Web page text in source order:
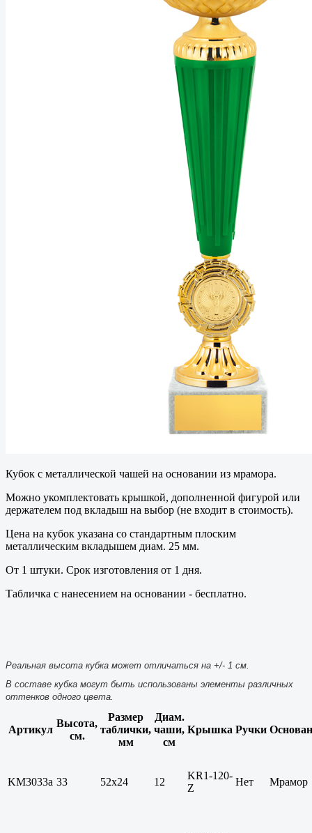
Кубок с металлической чашей на основании из мрамора.
Можно укомплектовать крышкой, дополненной фигурой или
держателем под вкладыш на выбор (не входит в стоимость).
Цена на кубок указана со стандартным плоским
металлическим вкладышем диам. 25 мм.
От 1 штуки. Срок изготовления от 1 дня.
Табличка с нанесением на основании - бесплатно.
Реальная высота кубка может отличаться на +/- 1 см.
В составе кубка могут быть использованы элементы различных
оттенков одного цвета.
Артикул
Высота,
см.
Размер
таблички,
мм
Диам.
чаши,
см
Крышка Ручки
KM3033a 33 52х24 12
KR1-120-
Z
Нет Мрамор